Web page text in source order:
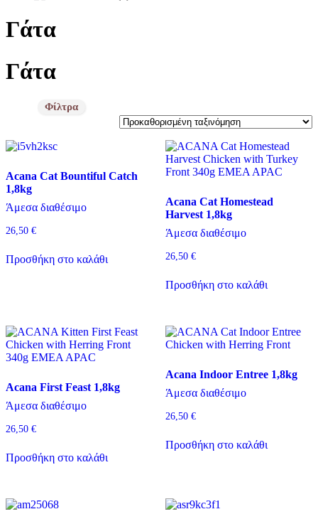
Γάτα
Γάτα
Κατηγορίες προϊόντων
Κατηγορίες προϊόντων
Μάρκες
Μάρκες
Είδος Άμμου
Γεύση
Ηλικία
Μέγεθος
Μέγεθος
Acana Cat Bountiful Catch
1,8kg
Άμεσα διαθέσιμο
26,50 €
Προσθήκη στο καλάθι
Acana Cat Homestead
Harvest 1,8kg
Άμεσα διαθέσιμο
26,50 €
Προσθήκη στο καλάθι
Acana First Feast 1,8kg
Άμεσα διαθέσιμο
26,50 €
Προσθήκη στο καλάθι
Acana Indoor Entree 1,8kg
Άμεσα διαθέσιμο
26,50 €
Προσθήκη στο καλάθι